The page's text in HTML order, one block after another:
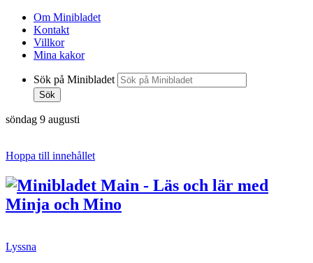
Om Minibladet
Kontakt
Villkor
Mina kakor
Sök på Minibladet
Sök
söndag 9 augusti
Hoppa till innehållet
Lyssna